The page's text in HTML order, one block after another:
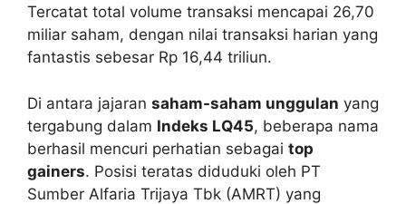
Tercatat total volume transaksi mencapai 26,70
miliar saham, dengan nilai transaksi harian yang
fantastis sebesar Rp 16,44 triliun.
Di antara jajaran saham-saham unggulan yang
tergabung dalam Indeks LQ45, beberapa nama
berhasil mencuri perhatian sebagai top
gainers. Posisi teratas diduduki oleh PT
Sumber Alfaria Trijaya Tbk (AMRT) yang